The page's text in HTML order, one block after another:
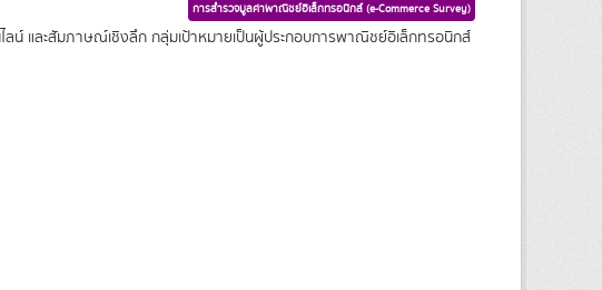
การสำรวจมูลค่าพาณิชย์อิเล็กทรอนิกส์ (e-Commerce Survey)
น์ และสัมภาษณ์เชิงลึก กลุ่มเป้าหมายเป็นผู้ประกอบการพาณิชย์อิเล็กทรอนิกส์